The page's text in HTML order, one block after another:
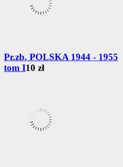
Pr.zb. POLSKA 1944 - 1955
tom I10 zł